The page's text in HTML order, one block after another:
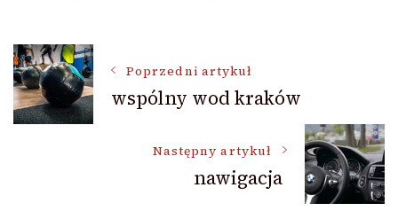
Nawigacja
wpisu
Poprzedni artykuł
wspólny wod kraków
Następny artykuł
nawigacja